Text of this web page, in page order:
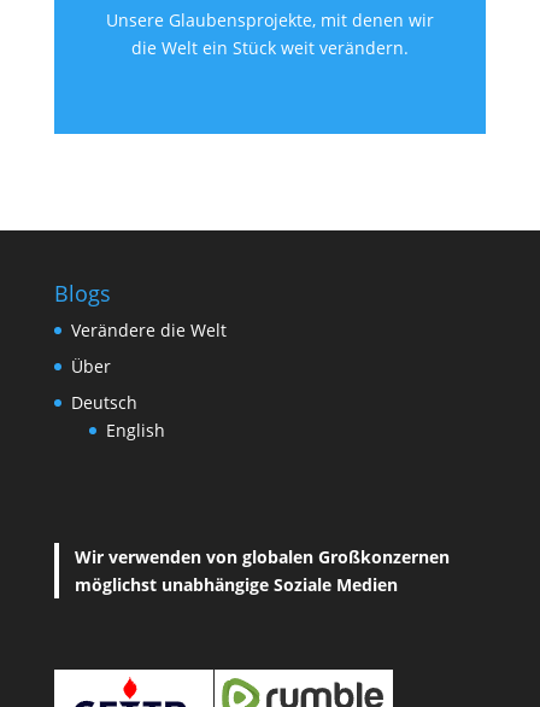
Unsere Glaubensprojekte, mit denen wir
die Welt ein Stück weit verändern.
Blogs
Verändere die Welt
Über
Deutsch
English
Wir verwenden von globalen Großkonzernen
möglichst unabhängige Soziale Medien